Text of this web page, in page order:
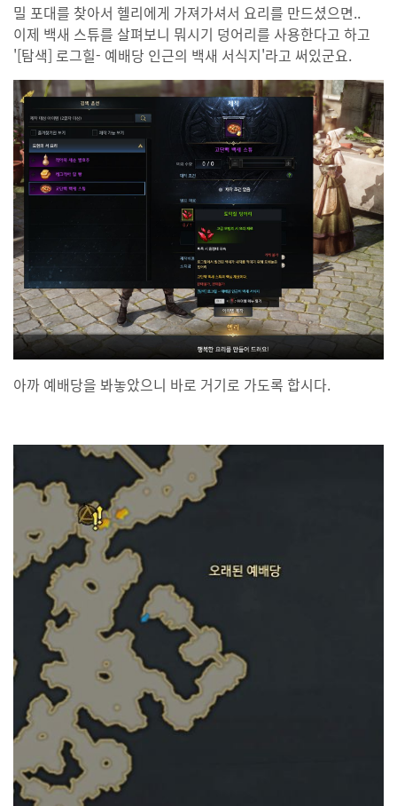
밀 포대를 찾아서 헬리에게 가져가셔서 요리를 만드셨으면..
이제 백새 스튜를 살펴보니 뭐시기 덩어리를 사용한다고 하고
'[탐색] 로그힐- 예배당 인근의 백새 서식지'라고 써있군요.
아까 예배당을 봐놓았으니 바로 거기로 가도록 합시다.